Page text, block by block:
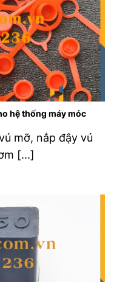
hệ thống máy móc
mỡ, nắp đậy vú
[...]